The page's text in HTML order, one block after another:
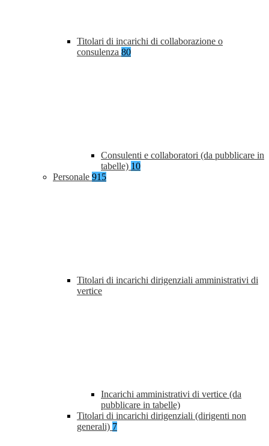
Titolari di incarichi di collaborazione o
consulenza 80
Consulenti e collaboratori (da pubblicare in
tabelle) 10
Personale 915
Titolari di incarichi dirigenziali amministrativi di
vertice
Incarichi amministrativi di vertice (da
pubblicare in tabelle)
Titolari di incarichi dirigenziali (dirigenti non
generali) 7